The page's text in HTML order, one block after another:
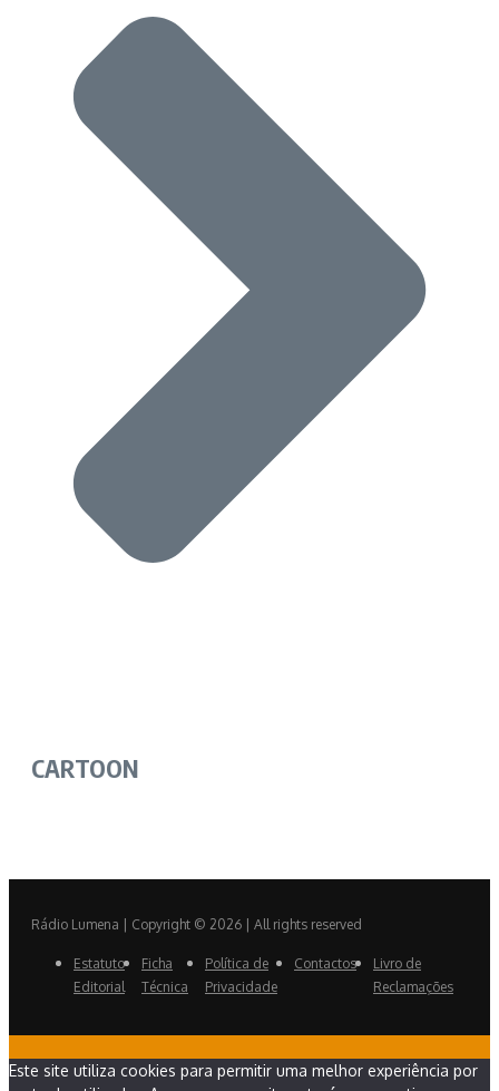
CARTOON
Rádio Lumena | Copyright © 2026 | All rights reserved
Estatuto
Editorial
Ficha
Técnica
Política de
Privacidade
Contactos
Livro de
Reclamações
Este site utiliza cookies para permitir uma melhor experiência por